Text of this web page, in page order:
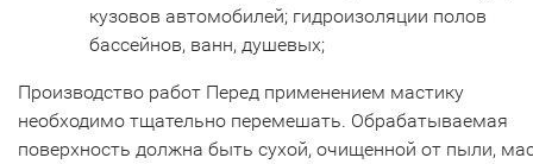
кузовов автомобилей; гидроизоляции полов
бассейнов, ванн, душевых;
Производство работ Перед применением мастику
необходимо тщательно перемешать. Обрабатываемая
поверхность должна быть сухой, очищенной от пыли,